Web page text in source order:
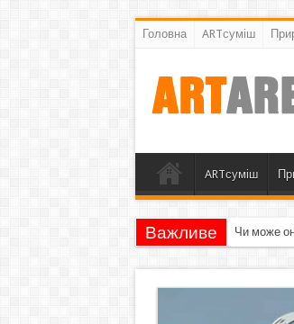
Головна ARTсуміш
ARTсуміш
Важливе Чи може